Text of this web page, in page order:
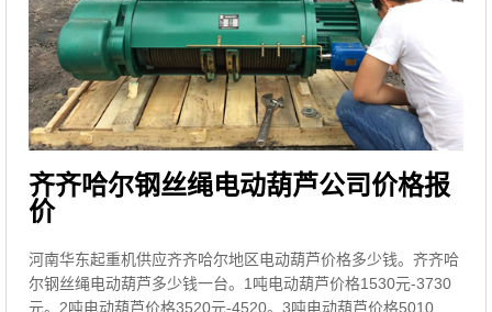
齐齐哈尔钢丝绳电动葫芦公司价格报
价
河南华东起重机供应齐齐哈尔地区电动葫芦价格多少钱。齐齐哈
尔钢丝绳电动葫芦多少钱一台。1吨电动葫芦价格1530元-3730
元。2吨电动葫芦价格3520元-4520。3吨电动葫芦价格5010